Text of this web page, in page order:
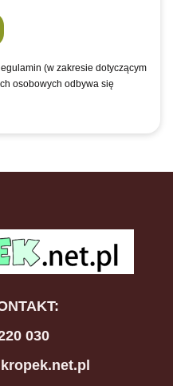
(w zakresie dotyczącym
osobowych odbywa się
030